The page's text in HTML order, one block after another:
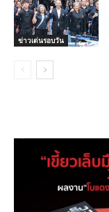
ข่าวเด่นรอบวัน